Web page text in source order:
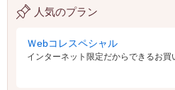
人気のプラン
Ｗebコレスペシャル
インターネット限定だからできるお買